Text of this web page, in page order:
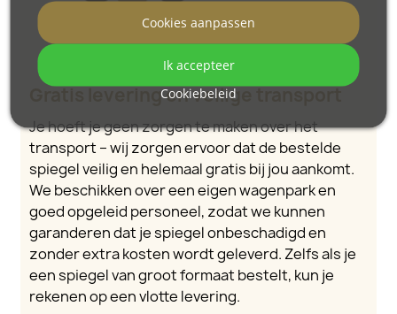
Gratis levering en veilige transport
Je hoeft je geen zorgen te maken over het
transport – wij zorgen ervoor dat de bestelde
spiegel veilig en helemaal gratis bij jou aankomt.
We beschikken over een eigen wagenpark en
goed opgeleid personeel, zodat we kunnen
garanderen dat je spiegel onbeschadigd en
zonder extra kosten wordt geleverd. Zelfs als je
een spiegel van groot formaat bestelt, kun je
rekenen op een vlotte levering.
Cookiebeleid
Cookies aanpassen
Ik accepteer